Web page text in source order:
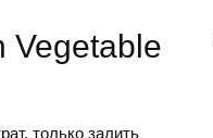
Vegetable
только залить